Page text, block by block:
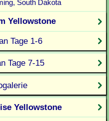
South Dakota
Yellowstone
Tage 1-6
Tage 7-15
Yellowstone